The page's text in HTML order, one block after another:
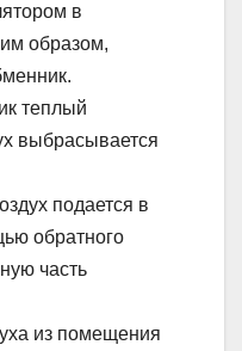
в
образом,
теплый
выбрасывается
подается в
обратного
часть
из помещения